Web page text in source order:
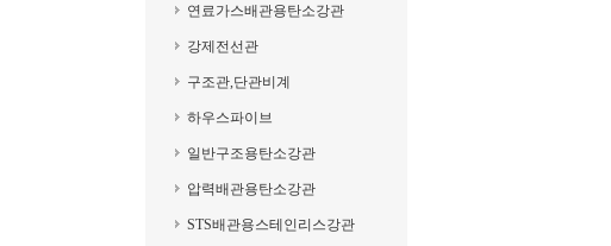
연료가스배관용탄소강관
강제전선관
구조관,단관비계
하우스파이브
일반구조용탄소강관
압력배관용탄소강관
STS배관용스테인리스강관